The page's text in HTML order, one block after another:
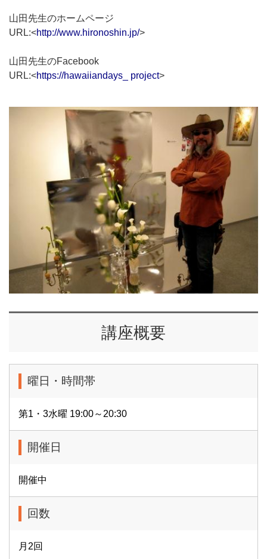
山田先生のホームページ
URL:<http://www.hironoshin.jp/>
山田先生のFacebook
URL:<https://hawaiiandays_ project>
講座概要
曜日・時間帯
第1・3水曜 19:00～20:30
開催日
開催中
回数
月2回